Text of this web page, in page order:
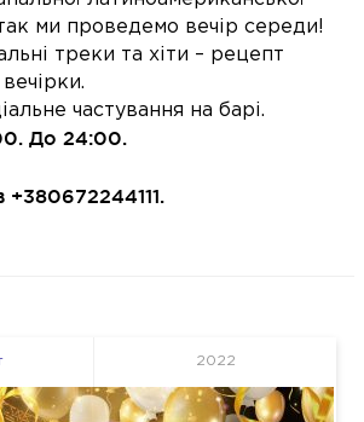
ми проведемо вечір середи!
треки та хіти – рецепт
частування на барі.
До 24:00.
+380672244111.
2022